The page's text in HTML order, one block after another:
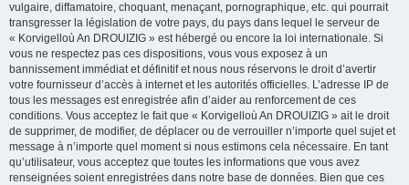
vulgaire, diffamatoire, choquant, menaçant, pornographique, etc. qui pourrait
transgresser la législation de votre pays, du pays dans lequel le serveur de
« Korvigelloù An DROUIZIG » est hébergé ou encore la loi internationale. Si
vous ne respectez pas ces dispositions, vous vous exposez à un
bannissement immédiat et définitif et nous nous réservons le droit d’avertir
votre fournisseur d’accès à internet et les autorités officielles. L’adresse IP de
tous les messages est enregistrée afin d’aider au renforcement de ces
conditions. Vous acceptez le fait que « Korvigelloù An DROUIZIG » ait le droit
de supprimer, de modifier, de déplacer ou de verrouiller n’importe quel sujet et
message à n’importe quel moment si nous estimons cela nécessaire. En tant
qu’utilisateur, vous acceptez que toutes les informations que vous avez
renseignées soient enregistrées dans notre base de données. Bien que ces